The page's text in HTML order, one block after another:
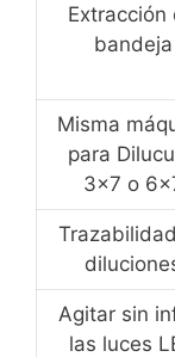
Extracción
bandeja
Misma
para
3x7 o
Agitar sin
las luces